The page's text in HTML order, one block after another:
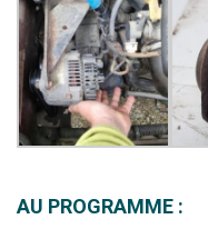
AU PROGRAMME :